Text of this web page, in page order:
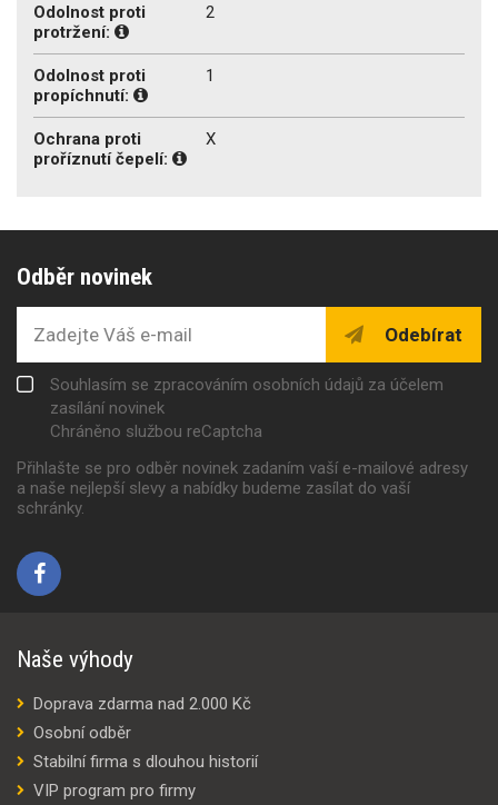
Odolnost proti
protržení:
2
Odolnost proti
propíchnutí:
1
Ochrana proti
proříznutí čepelí:
X
Odběr novinek
Odebírat
Souhlasím se zpracováním osobních údajů za účelem
zasílání novinek
Chráněno službou reCaptcha
Přihlašte se pro odběr novinek zadaním vaší e-mailové adresy
a naše nejlepší slevy a nabídky budeme zasílat do vaší
schránky.
Naše výhody
Doprava zdarma nad 2.000 Kč
Osobní odběr
Stabilní firma s dlouhou historií
VIP program pro firmy